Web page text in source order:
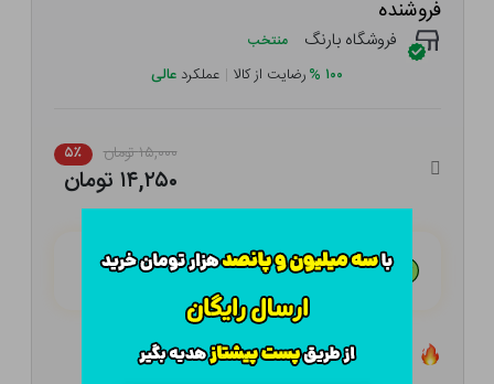
فروشنده
فروشگاه بارنگ منتخب
۱۰۰ %رضایت از کالا | عملکرد عالی
۱۵,۰۰۰ تومان ۵٪
۱۴,۲۵۰ تومان
هـر قسط با تــرب‌پــی:۳,۵۶۳ تومان